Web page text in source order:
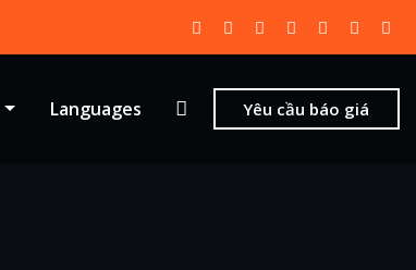
Languages Yêu cầu báo giá